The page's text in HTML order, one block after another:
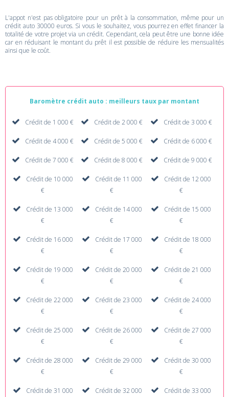
L'appot n'est pas obligatoire pour un prêt à la consommation, même pour un
crédit auto 30000 euros. Si vous le souhaitez, vous pourrez en effet financer la
totalité de votre projet via un crédit. Cependant, cela peut être une bonne idée
car en réduisant le montant du prêt il est possible de réduire les mensualités
ainsi que le coût.
Baromètre crédit auto : meilleurs taux par montant
Crédit de 1 000 € Crédit de 2 000 € Crédit de 3 000 €
Crédit de 4 000 € Crédit de 5 000 € Crédit de 6 000 €
Crédit de 7 000 € Crédit de 8 000 € Crédit de 9 000 €
Crédit de 10 000
€
Crédit de 11 000
€
Crédit de 12 000
€
Crédit de 13 000
€
Crédit de 14 000
€
Crédit de 15 000
€
Crédit de 16 000
€
Crédit de 17 000
€
Crédit de 18 000
€
Crédit de 19 000
€
Crédit de 20 000
€
Crédit de 21 000
€
Crédit de 22 000
€
Crédit de 23 000
€
Crédit de 24 000
€
Crédit de 25 000
€
Crédit de 26 000
€
Crédit de 27 000
€
Crédit de 28 000
€
Crédit de 29 000
€
Crédit de 30 000
€
Crédit de 31 000
Crédit de 32 000
Crédit de 33 000